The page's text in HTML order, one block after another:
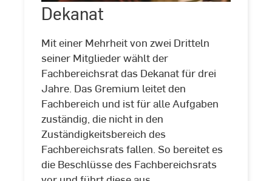
©
Lisa-
Marie
Dekanat
Mit einer Mehrheit von zwei Dritteln
seiner Mitglieder wählt der
Fachbereichsrat das Dekanat für drei
Jahre. Das Gremium leitet den
Fachbereich und ist für alle Aufgaben
zuständig, die nicht in den
Zuständigkeitsbereich des
Fachbereichsrats fallen. So bereitet es
die Beschlüsse des Fachbereichsrats
Dekanat